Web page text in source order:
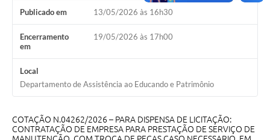
SIC
Publicado em 13/05/2026 às 16h30
Encerramento
em
19/05/2026 às 17h00
Local
Departamento de Assistência ao Educando e Patrimônio
COTAÇÃO N.04262/2026 – PARA DISPENSA DE LICITAÇÃO:
CONTRATAÇÃO DE EMPRESA PARA PRESTAÇÃO DE SERVIÇO DE